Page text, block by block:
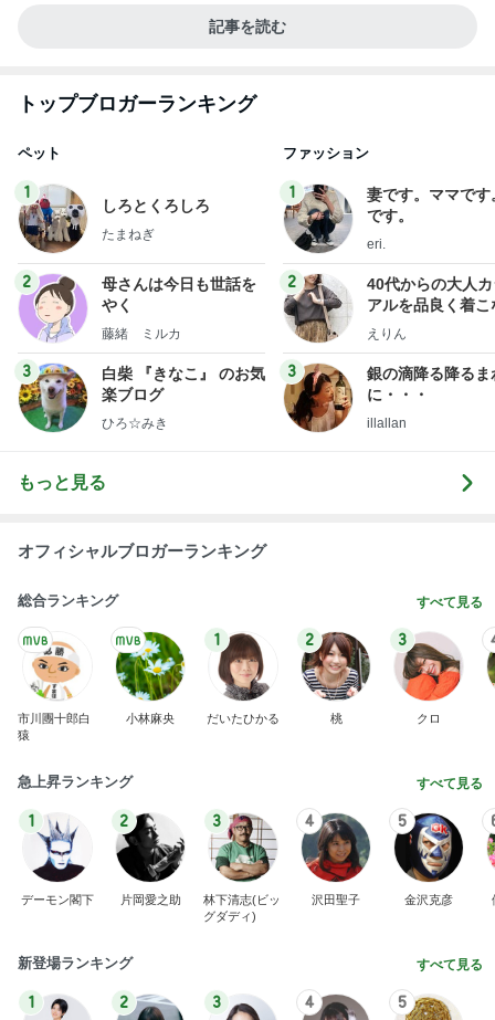
記事を読む
トップブロガーランキング
ペット
1
しろとくろしろ
たまねぎ
2
母さんは今日も世話を
やく
藤緒 ミルカ
3
白柴 『きなこ』 のお気
楽ブログ
ひろ☆みき
ファッション
1
妻です。ママです
です。
eri.
2
40代からの大人
アルを品良く着こ
ファッションブロ
えりん
3
銀の滴降る降るま
に・・・
illallan
もっと見る
オフィシャルブロガーランキング
総合ランキング すべて見る
市川團十郎白
猿
小林麻央
1
だいたひかる
2
桃
3
クロ
急上昇ランキング すべて見る
1
デーモン閣下
2
片岡愛之助
3
林下清志(ビッ
グダディ)
4
沢田聖子
5
金沢克彦
新登場ランキング すべて見る
1 2 3 4 5